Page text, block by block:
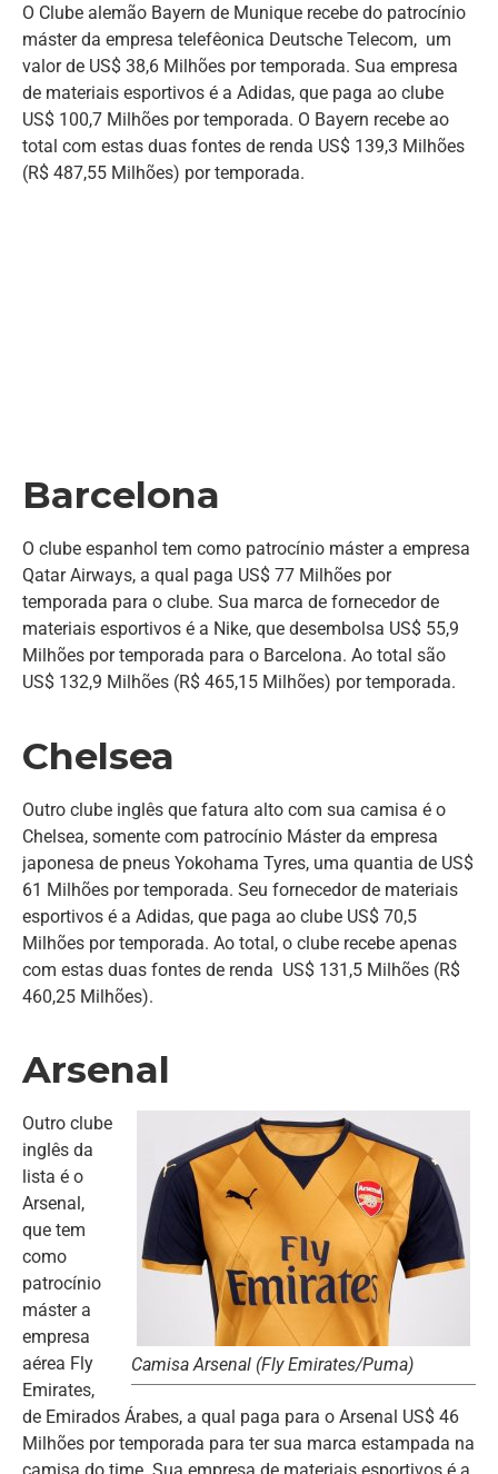
O Clube alemão Bayern de Munique recebe do patrocínio
máster da empresa telefêonica Deutsche Telecom, um
valor de US$ 38,6 Milhões por temporada. Sua empresa
de materiais esportivos é a Adidas, que paga ao clube
US$ 100,7 Milhões por temporada. O Bayern recebe ao
total com estas duas fontes de renda US$ 139,3 Milhões
(R$ 487,55 Milhões) por temporada.
Barcelona
O clube espanhol tem como patrocínio máster a empresa
Qatar Airways, a qual paga US$ 77 Milhões por
temporada para o clube. Sua marca de fornecedor de
materiais esportivos é a Nike, que desembolsa US$ 55,9
Milhões por temporada para o Barcelona. Ao total são
US$ 132,9 Milhões (R$ 465,15 Milhões) por temporada.
Chelsea
Outro clube inglês que fatura alto com sua camisa é o
Chelsea, somente com patrocínio Máster da empresa
japonesa de pneus Yokohama Tyres, uma quantia de US$
61 Milhões por temporada. Seu fornecedor de materiais
esportivos é a Adidas, que paga ao clube US$ 70,5
Milhões por temporada. Ao total, o clube recebe apenas
com estas duas fontes de renda US$ 131,5 Milhões (R$
460,25 Milhões).
Arsenal
Camisa Arsenal (Fly Emirates/Puma)
Outro clube
inglês da
lista é o
Arsenal,
que tem
como
patrocínio
máster a
empresa
aérea Fly
Emirates,
de Emirados Árabes, a qual paga para o Arsenal US$ 46
Milhões por temporada para ter sua marca estampada na